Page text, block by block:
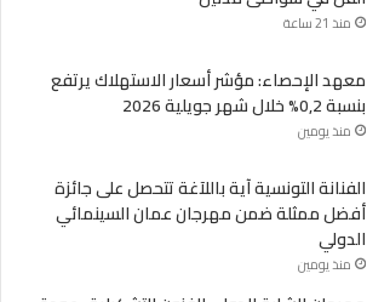
منذ 21 ساعة
معهد الإحصاء: مؤشر أسعار الاستهلاك يرتفع
بنسبة 0,2% خلال شهر جويلية 2026
منذ يومين
الفنانة التونسية آية باللآغة تتحصل على جائزة
أفضل ممثلة ضمن مهرجان عمان السينمائي
الدولي
منذ يومين